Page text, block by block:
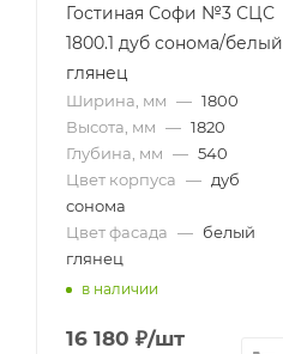
Гостиная Софи №3 СЦС
1800.1 дуб сонома/белый
глянец
Ширина, мм — 1800
Высота, мм — 1820
Глубина, мм — 540
Цвет корпуса — дуб
сонома
Цвет фасада — белый
глянец
в наличии
16 180 ₽/шт